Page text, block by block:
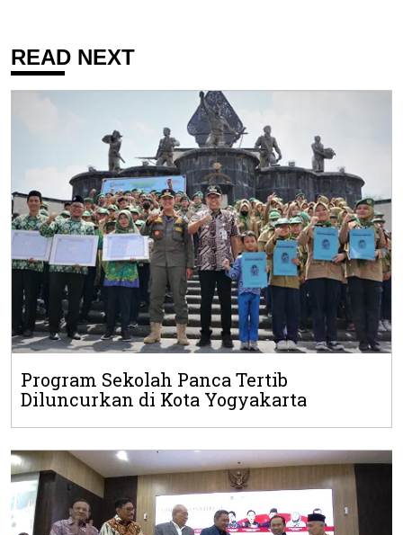
READ NEXT
Program Sekolah Panca Tertib
Diluncurkan di Kota Yogyakarta